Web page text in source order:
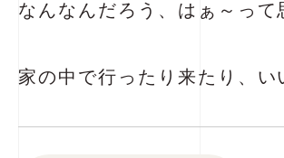
なんなんだろう、はぁ～って
家の中で行ったり来たり、